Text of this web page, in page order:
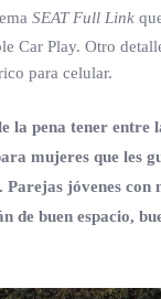
SEAT Full Link
Car Play. Otro
para celular.
la pena tener entre
mujeres que les
Parejas jóvenes con
de buen espacio,